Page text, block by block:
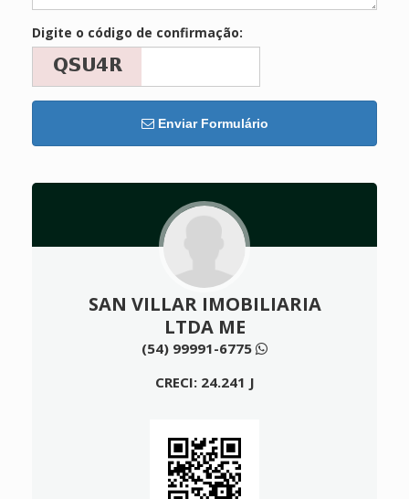
Digite o código de confirmação:
Enviar Formulário
SAN VILLAR IMOBILIARIA
LTDA ME
(54) 99991-6775
CRECI: 24.241 J